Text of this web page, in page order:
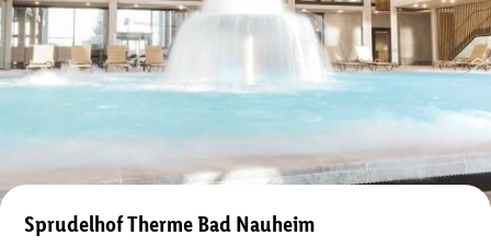
Sprudelhof Therme Bad Nauheim